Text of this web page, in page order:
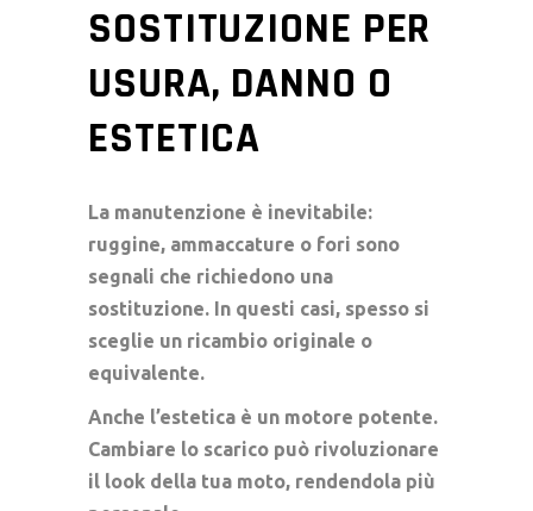
SOSTITUZIONE PER
USURA, DANNO O
ESTETICA
La manutenzione è inevitabile:
ruggine, ammaccature o fori sono
segnali che richiedono una
sostituzione. In questi casi, spesso si
sceglie un ricambio originale o
equivalente.
Anche l’estetica è un motore potente.
Cambiare lo scarico può rivoluzionare
il look della tua moto, rendendola più